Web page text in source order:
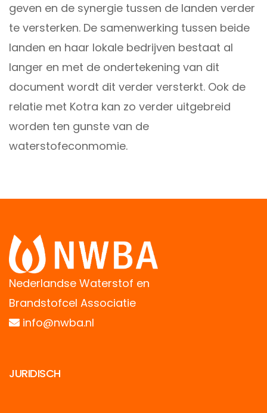
geven en de synergie tussen de landen verder
te versterken. De samenwerking tussen beide
landen en haar lokale bedrijven bestaat al
langer en met de ondertekening van dit
document wordt dit verder versterkt. Ook de
relatie met Kotra kan zo verder uitgebreid
worden ten gunste van de
waterstofeconmomie.
Nederlandse Waterstof en
Brandstofcel Associatie
info@nwba.nl
JURIDISCH